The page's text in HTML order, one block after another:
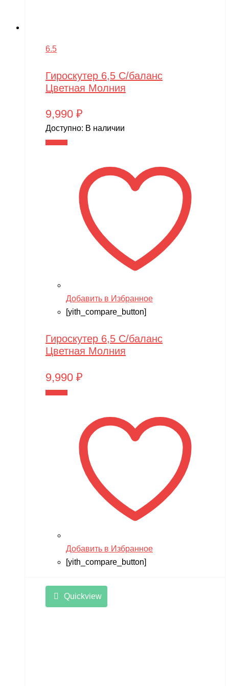
6.5
Гироскутер 6,5 С/баланс
Цветная Молния
9,990 ₽
Доступно: В наличии
Добавить в Избранное
[yith_compare_button]
Гироскутер 6,5 С/баланс
Цветная Молния
9,990 ₽
Добавить в Избранное
[yith_compare_button]
Quickview